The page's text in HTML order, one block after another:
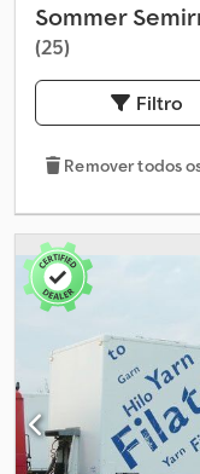
Sommer
(25)
Filtro
Remover todos